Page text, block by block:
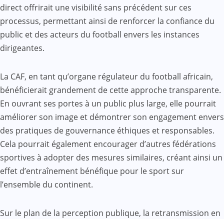
direct offrirait une visibilité sans précédent sur ces
processus, permettant ainsi de renforcer la confiance du
public et des acteurs du football envers les instances
dirigeantes.
La CAF, en tant qu’organe régulateur du football africain,
bénéficierait grandement de cette approche transparente.
En ouvrant ses portes à un public plus large, elle pourrait
améliorer son image et démontrer son engagement envers
des pratiques de gouvernance éthiques et responsables.
Cela pourrait également encourager d’autres fédérations
sportives à adopter des mesures similaires, créant ainsi un
effet d’entraînement bénéfique pour le sport sur
l’ensemble du continent.
Sur le plan de la perception publique, la retransmission en